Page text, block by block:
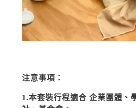
注意事項：
1.本套裝行程適合 企業團體、